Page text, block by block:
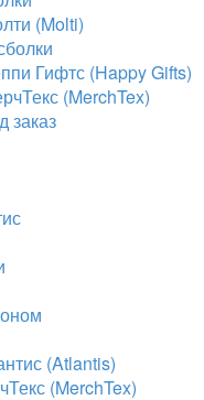
(Molti)
Гифтс (Happy Gifts)
(MerchTex)
заказ
(Atlantis)
(MerchTex)